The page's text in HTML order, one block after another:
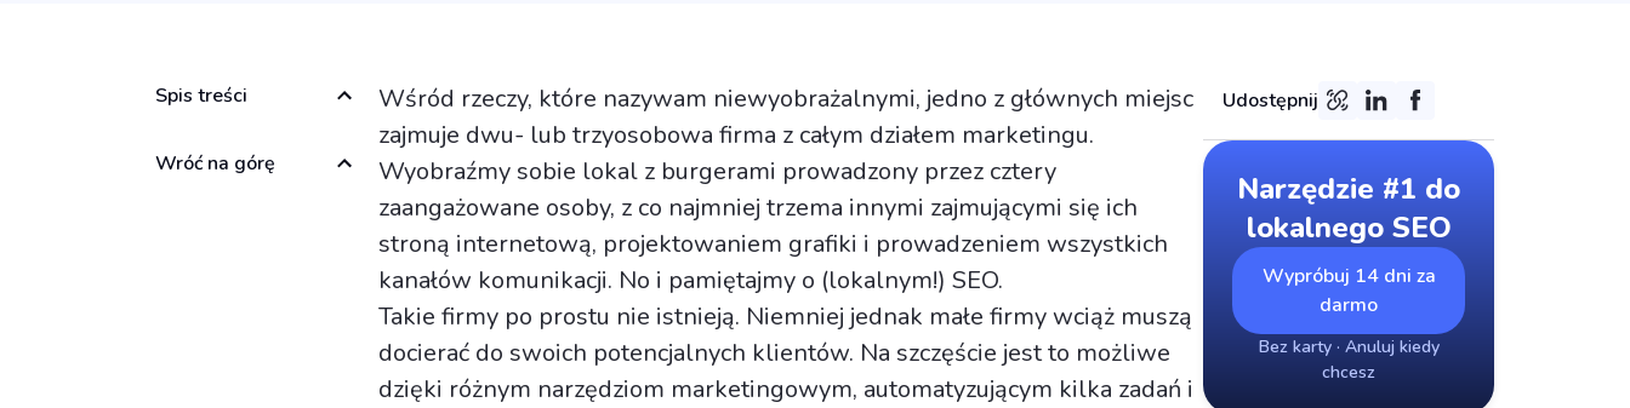
Spis treści
Wróć na górę
Wśród rzeczy, które nazywam niewyobrażalnymi, jedno z głównych miejsc
zajmuje dwu- lub trzyosobowa firma z całym działem marketingu.
Wyobraźmy sobie lokal z burgerami prowadzony przez cztery
zaangażowane osoby, z co najmniej trzema innymi zajmującymi się ich
stroną internetową, projektowaniem grafiki i prowadzeniem wszystkich
kanałów komunikacji. No i pamiętajmy o (lokalnym!) SEO.
Takie firmy po prostu nie istnieją. Niemniej jednak małe firmy wciąż muszą
docierać do swoich potencjalnych klientów. Na szczęście jest to możliwe
dzięki różnym narzędziom marketingowym, automatyzującym kilka zadań i
Udostępnij
Narzędzie #1 do
lokalnego SEO
Wypróbuj 14 dni za
darmo
Bez karty · Anuluj kiedy
chcesz